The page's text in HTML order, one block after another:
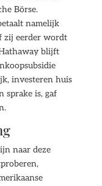
Börse.
namelijk
zij eerder wordt
blijft
investeren huis
sprake is, gaf
naar deze